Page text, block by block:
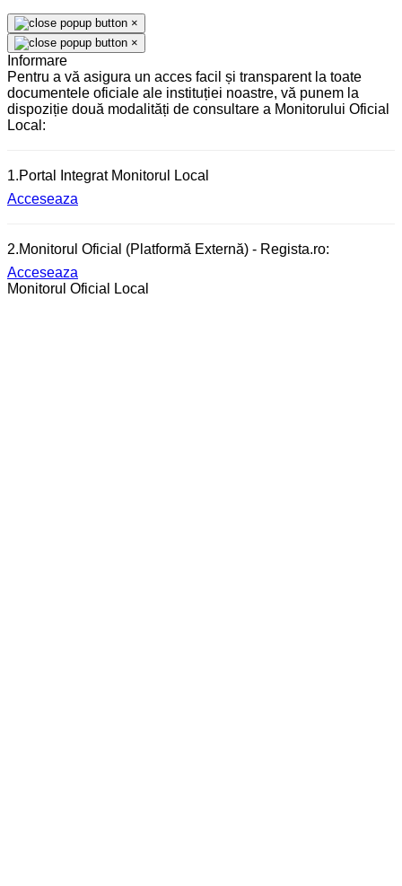
×
×
Informare
Pentru a vă asigura un acces facil și transparent la toate
documentele oficiale ale instituției noastre, vă punem la
dispoziție două modalități de consultare a Monitorului Oficial
Local:
1.Portal Integrat Monitorul Local
Acceseaza
2.Monitorul Oficial (Platformă Externă) - Regista.ro:
Acceseaza
Monitorul Oficial Local